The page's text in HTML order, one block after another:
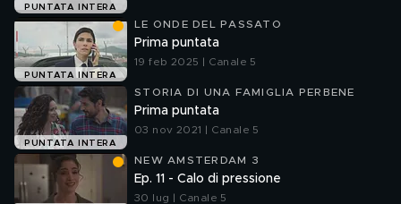
PUNTATA INTERA
PUNTATA INTERA
LE ONDE DEL PASSATO
Prima puntata
19 feb 2025 | Canale 5
PUNTATA INTERA
STORIA DI UNA FAMIGLIA PERBENE
Prima puntata
03 nov 2021 | Canale 5
NEW AMSTERDAM 3
Ep. 11 - Calo di pressione
30 lug | Canale 5